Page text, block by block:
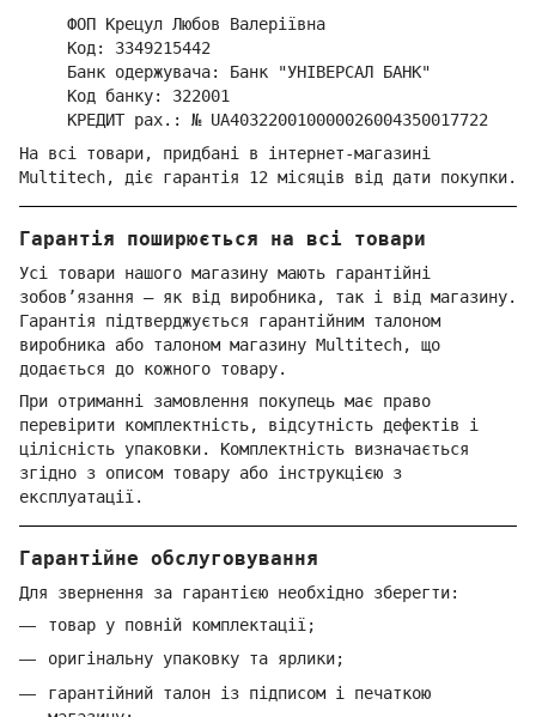
ФОП Крецул Любов Валеріївна
Код: 3349215442
Банк одержувача: Банк "УНІВЕРСАЛ БАНК"
Код банку: 322001
КРЕДИТ рах.: № UA403220010000026004350017722
На всі товари, придбані в інтернет-магазині
Multitech, діє гарантія 12 місяців від дати покупки.
Гарантія поширюється на всі товари
Усі товари нашого магазину мають гарантійні
зобов’язання — як від виробника, так і від магазину.
Гарантія підтверджується гарантійним талоном
виробника або талоном магазину Multitech, що
додається до кожного товару.
При отриманні замовлення покупець має право
перевірити комплектність, відсутність дефектів і
цілісність упаковки. Комплектність визначається
згідно з описом товару або інструкцією з
експлуатації.
Гарантійне обслуговування
Для звернення за гарантією необхідно зберегти:
товар у повній комплектації;
оригінальну упаковку та ярлики;
гарантійний талон із підписом і печаткою